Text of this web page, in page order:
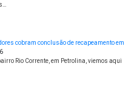
cobram conclusão de recapeamento em
Rio Corrente, em Petrolina, viemos aqui